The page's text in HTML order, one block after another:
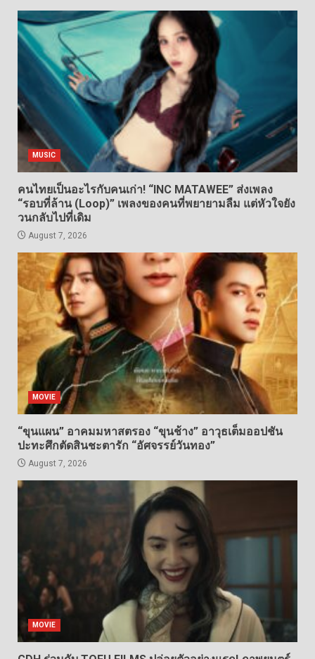
MUSIC
คนไทยเป็นอะไรกับคนเก่า! “INC MATAWEE” ส่งเพลง
“รอบที่ล้าน (Loop)” เพลงของคนที่พยายามลืม แต่หัวใจยัง
วนกลับไปที่เดิม
August 7, 2026
MOVIE
“ขุนแผน” อาคมมหาสตรอง “ขุนช้าง” อาวุธเต็มออปชัน
ปะทะศึกตัดสินชะตารัก “อัศจรรย์วันทอง”
August 7, 2026
MOVIE